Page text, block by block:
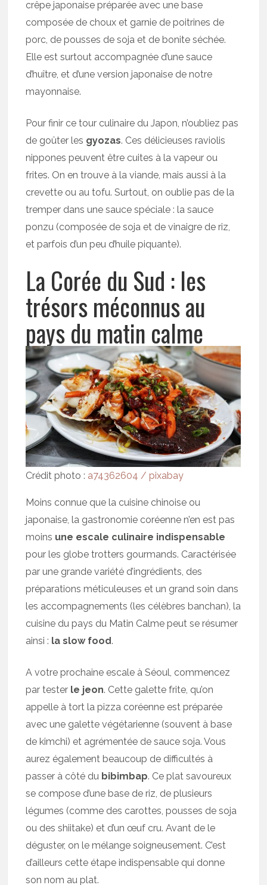
crêpe japonaise préparée avec une base
composée de choux et garnie de poitrines de
porc, de pousses de soja et de bonite séchée.
Elle est surtout accompagnée d’une sauce
d’huître, et d’une version japonaise de notre
mayonnaise.
Pour finir ce tour culinaire du Japon, n’oubliez pas
de goûter les gyozas. Ces délicieuses raviolis
nippones peuvent être cuites à la vapeur ou
frites. On en trouve à la viande, mais aussi à la
crevette ou au tofu. Surtout, on oublie pas de la
tremper dans une sauce spéciale : la sauce
ponzu (composée de soja et de vinaigre de riz,
et parfois d’un peu d’huile piquante).
La Corée du Sud : les
trésors méconnus au
pays du matin calme
Crédit photo : a74362604 / pixabay
Moins connue que la cuisine chinoise ou
japonaise, la gastronomie coréenne n’en est pas
moins une escale culinaire indispensable
pour les globe trotters gourmands. Caractérisée
par une grande variété d’ingrédients, des
préparations méticuleuses et un grand soin dans
les accompagnements (les célèbres banchan), la
cuisine du pays du Matin Calme peut se résumer
ainsi : la slow food.
A votre prochaine escale à Séoul, commencez
par tester le jeon. Cette galette frite, qu’on
appelle à tort la pizza coréenne est préparée
avec une galette végétarienne (souvent à base
de kimchi) et agrémentée de sauce soja. Vous
aurez également beaucoup de difficultés à
passer à côté du bibimbap. Ce plat savoureux
se compose d’une base de riz, de plusieurs
légumes (comme des carottes, pousses de soja
ou des shiitake) et d’un œuf cru. Avant de le
déguster, on le mélange soigneusement. C’est
d’ailleurs cette étape indispensable qui donne
son nom au plat.